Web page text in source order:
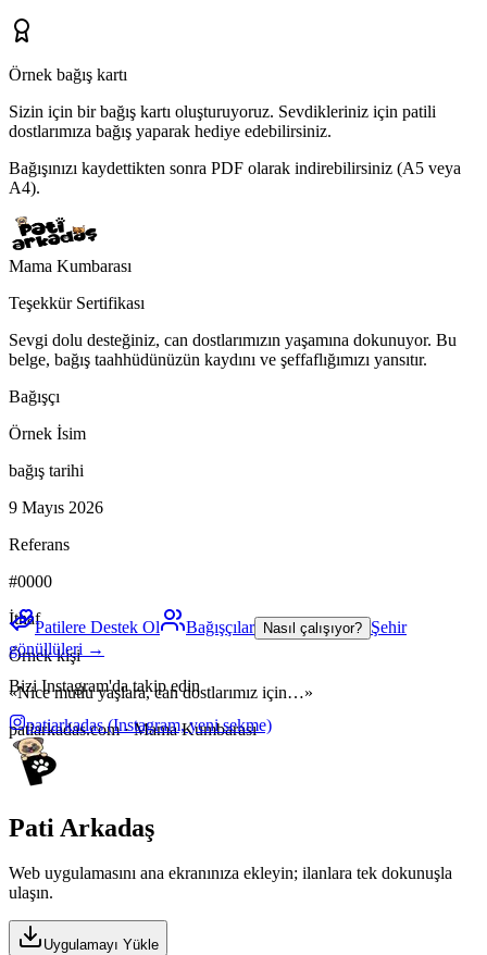
Örnek bağış kartı
Sizin için bir bağış kartı oluşturuyoruz. Sevdikleriniz için patili
dostlarımıza bağış yaparak hediye edebilirsiniz.
Bağışınızı kaydettikten sonra PDF olarak indirebilirsiniz (A5 veya
A4).
Mama Kumbarası
Teşekkür Sertifikası
Sevgi dolu desteğiniz, can dostlarımızın yaşamına dokunuyor. Bu
belge, bağış taahhüdünüzün kaydını ve şeffaflığımızı yansıtır.
Bağışçı
Örnek İsim
bağış tarihi
9 Mayıs 2026
Referans
#0000
İthaf
Örnek kişi
«Nice mutlu yaşlara, can dostlarımız için…»
patiarkadas.com · Mama Kumbarası
Patilere Destek Ol Bağışçılar Nasıl çalışıyor? Şehir
gönüllüleri →
Bizi Instagram'da takip edin
patiarkadas(Instagram, yeni sekme)
Pati Arkadaş
Web uygulamasını ana ekranınıza ekleyin; ilanlara tek dokunuşla
ulaşın.
Uygulamayı Yükle